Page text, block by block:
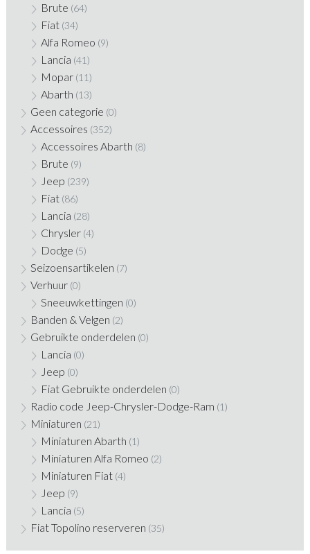
Brute (64)
Fiat (34)
Alfa Romeo (9)
Lancia (41)
Mopar (11)
Abarth (13)
Geen categorie (0)
Accessoires (352)
Accessoires Abarth (8)
Brute (9)
Jeep (239)
Fiat (86)
Lancia (28)
Chrysler (4)
Dodge (5)
Seizoensartikelen (7)
Verhuur (0)
Sneeuwkettingen (0)
Banden & Velgen (2)
Gebruikte onderdelen (0)
Lancia (0)
Jeep (0)
Fiat Gebruikte onderdelen (0)
Radio code Jeep-Chrysler-Dodge-Ram (1)
Miniaturen (21)
Miniaturen Abarth (1)
Miniaturen Alfa Romeo (2)
Miniaturen Fiat (4)
Jeep (9)
Lancia (5)
Fiat Topolino reserveren (35)